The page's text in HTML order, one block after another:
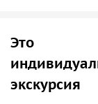
Билет вы
вкладку
входной
Это
экскурсия